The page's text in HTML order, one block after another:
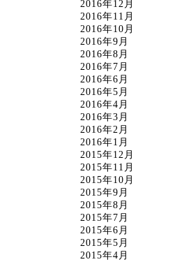
2016年12月
2016年11月
2016年10月
2016年9月
2016年8月
2016年7月
2016年6月
2016年5月
2016年4月
2016年3月
2016年2月
2016年1月
2015年12月
2015年11月
2015年10月
2015年9月
2015年8月
2015年7月
2015年6月
2015年5月
2015年4月